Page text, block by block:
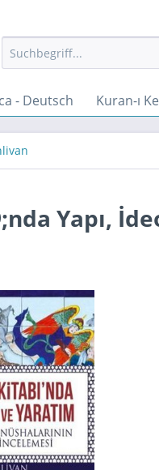
- Deutsch Kuran-ı
Yapı,